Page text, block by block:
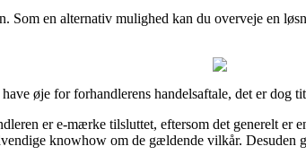
Som en alternativ mulighed kan du overveje en
øje for forhandlerens handelsaftale, det er dog
er e-mærke tilsluttet, eftersom det generelt er
knowhow om de gældende vilkår.